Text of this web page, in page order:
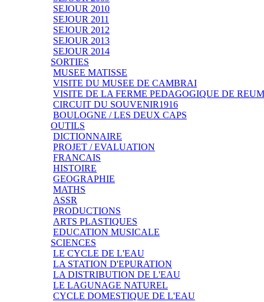
SEJOUR 2010
SEJOUR 2011
SEJOUR 2012
SEJOUR 2013
SEJOUR 2014
SORTIES
MUSEE MATISSE
VISITE DU MUSEE DE CAMBRAI
VISITE DE LA FERME PEDAGOGIQUE DE
CIRCUIT DU SOUVENIR1916
BOULOGNE / LES DEUX CAPS
OUTILS
DICTIONNAIRE
PROJET / EVALUATION
FRANCAIS
HISTOIRE
GEOGRAPHIE
MATHS
ASSR
PRODUCTIONS
ARTS PLASTIQUES
EDUCATION MUSICALE
SCIENCES
LE CYCLE DE L'EAU
LA STATION D'EPURATION
LA DISTRIBUTION DE L'EAU
LE LAGUNAGE NATUREL
CYCLE DOMESTIQUE DE L'EAU